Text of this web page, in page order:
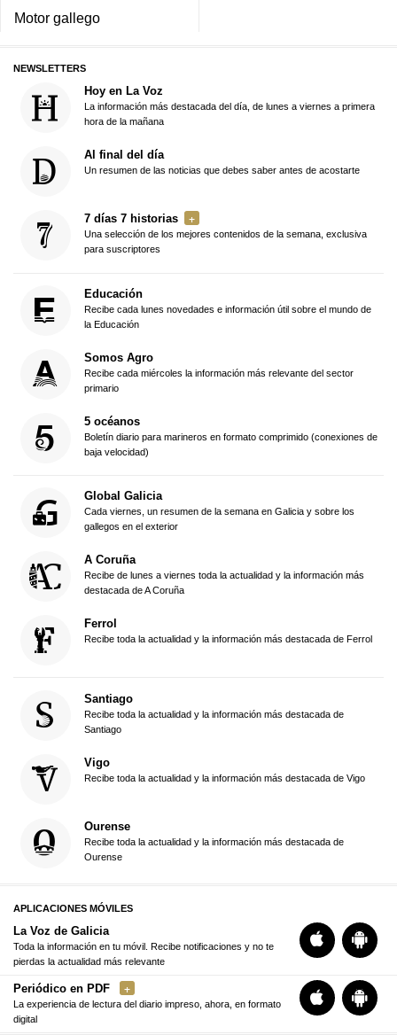
Motor gallego
NEWSLETTERS
Hoy en La Voz
La información más destacada del día, de lunes a viernes a primera
hora de la mañana
Al final del día
Un resumen de las noticias que debes saber antes de acostarte
7 días 7 historias
Una selección de los mejores contenidos de la semana, exclusiva
para suscriptores
Educación
Recibe cada lunes novedades e información útil sobre el mundo de
la Educación
Somos Agro
Recibe cada miércoles la información más relevante del sector
primario
5 océanos
Boletín diario para marineros en formato comprimido (conexiones de
baja velocidad)
Global Galicia
Cada viernes, un resumen de la semana en Galicia y sobre los
gallegos en el exterior
A Coruña
Recibe de lunes a viernes toda la actualidad y la información más
destacada de A Coruña
Ferrol
Recibe toda la actualidad y la información más destacada de Ferrol
Santiago
Recibe toda la actualidad y la información más destacada de
Santiago
Vigo
Recibe toda la actualidad y la información más destacada de Vigo
Ourense
Recibe toda la actualidad y la información más destacada de
Ourense
APLICACIONES MÓVILES
La Voz de Galicia
Toda la información en tu móvil. Recibe notificaciones y no te
pierdas la actualidad más relevante
Periódico en PDF
La experiencia de lectura del diario impreso, ahora, en formato
digital